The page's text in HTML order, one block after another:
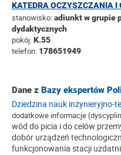
KATEDRA OCZYSZCZANIA I
stanowisko:adiunkt w grupie
dydaktycznych
pokój:K.55
telefon: 178651949
Dane z Bazy ekspertów
Dziedzina nauk inżynieryjno-
dodatkowe informacje
wód do picia i do celów
dobór urządzeń
funkcjonowania stacji